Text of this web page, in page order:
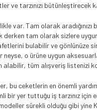
ve tarzınızı bütünleştirecek
var. Tam olarak
tam olarak sizlere
bulabilir ve gönlünüze
neyse, o ürüne uygun
alabilir, tüm alışveriş listenizi
bu ceketlerin en önemli
bir yer tuttuğu iş tarzınız için
sürekli olduğu gibi